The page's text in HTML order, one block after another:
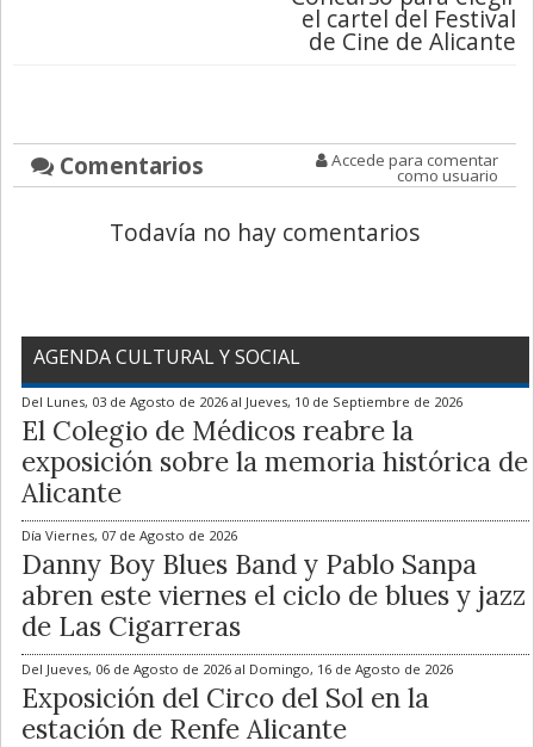
el cartel del Festival
de Cine de Alicante
Comentarios Accede para comentar
como usuario
Todavía no hay comentarios
AGENDA CULTURAL Y SOCIAL
Del Lunes, 03 de Agosto de 2026 al Jueves, 10 de Septiembre de 2026
El Colegio de Médicos reabre la
exposición sobre la memoria histórica de
Alicante
Día Viernes, 07 de Agosto de 2026
Danny Boy Blues Band y Pablo Sanpa
abren este viernes el ciclo de blues y jazz
de Las Cigarreras
Del Jueves, 06 de Agosto de 2026 al Domingo, 16 de Agosto de 2026
Exposición del Circo del Sol en la
estación de Renfe Alicante